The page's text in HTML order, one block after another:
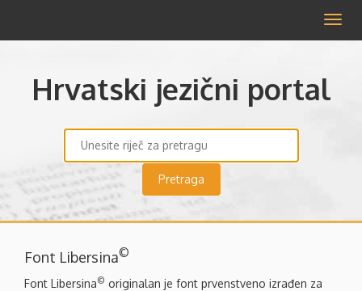
Hrvatski jezični portal
Font Libersina©
Font Libersina© originalan je font prvenstveno izrađen za